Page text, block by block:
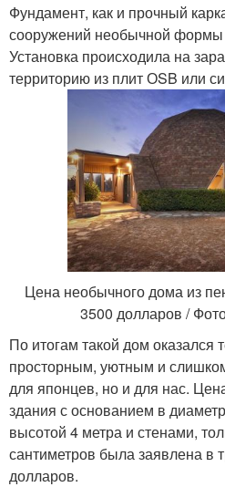
Фундамент, как и прочный
сооружений необычной формы
Установка происходила на
территорию из плит ОSB или
Цена необычного дома из
3500 долларов /
По итогам такой дом оказался
просторным, уютным и
для японцев, но и для нас.
здания с основанием в
высотой 4 метра и стенами,
сантиметров была заявлена в
долларов.